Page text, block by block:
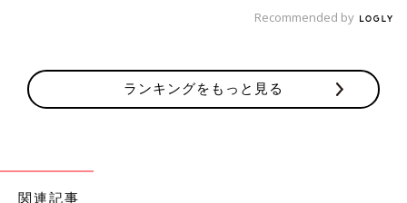
Recommended by
ランキングをもっと見る
関連記事